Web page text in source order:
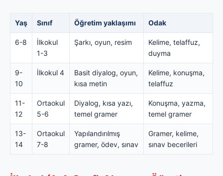
Yaş Sınıf Öğretim yaklaşımı Odak
6-8
İlkokul
1-3
Şarkı, oyun, resim
Kelime, telaffuz,
duyma
9-
10
İlkokul 4
Basit diyalog, oyun,
kısa metin
Kelime, konuşma,
telaffuz
11-
12
Ortaokul
5-6
Diyalog, kısa yazı,
temel gramer
Konuşma, yazma,
temel gramer
13-
14
Ortaokul
7-8
Yapılandırılmış
gramer, ödev, sınav
Gramer, kelime,
sınav becerileri